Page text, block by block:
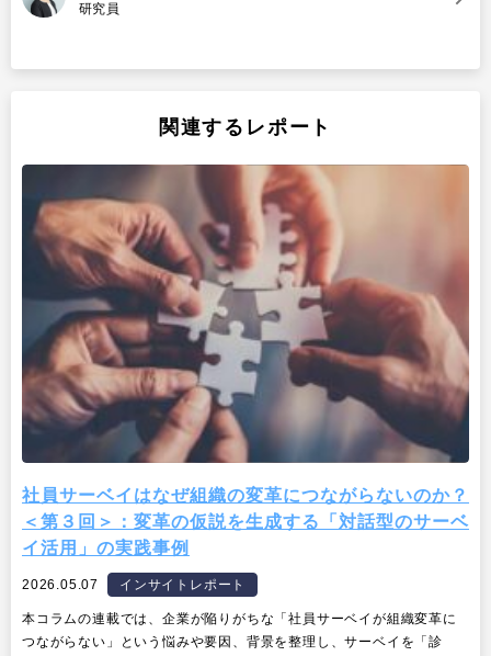
研究員
関連するレポート
社員サーベイはなぜ組織の変革につながらないのか？
＜第３回＞：変革の仮説を生成する「対話型のサーベ
イ活用」の実践事例
2026.05.07 インサイトレポート
本コラムの連載では、企業が陥りがちな「社員サーベイが組織変革に
つながらない」という悩みや要因、背景を整理し、サーベイを「診